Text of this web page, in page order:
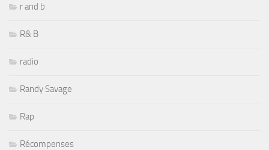
r and b
R& B
radio
Randy Savage
Rap
Récompenses